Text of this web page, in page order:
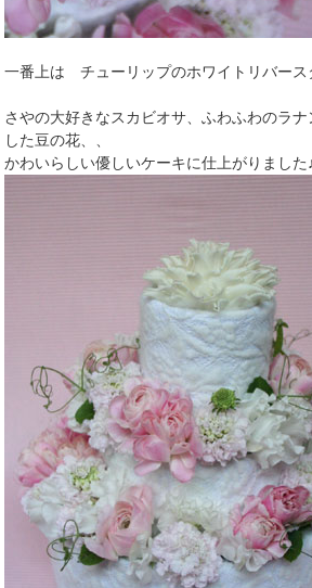
一番上は チューリップのホワイトリバース
さやの大好きなスカビオサ、ふわふわのラナ
した豆の花、、
かわいらしい優しいケーキに仕上がりました